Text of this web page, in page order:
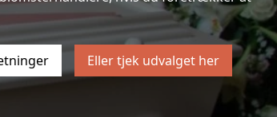
Eller tjek udvalget her